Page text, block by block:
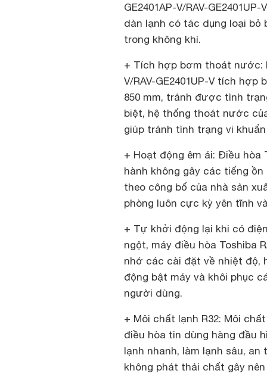
GE2401AP-V/RAV-
dàn lạnh có tác dụng loại bỏ
trong không khí.
+ Tích hợp bơm thoát nước:
V/RAV-GE2401UP-V tích
850 mm, tránh được tình
biệt, hệ thống thoát nước
giúp tránh tình trạng vi
+ Hoạt động êm ái: Điều hòa
hành không gây các tiếng
theo công bố của nhà sản
phòng luôn cực kỳ yên tĩnh
+ Tự khởi động lại khi có
ngột, máy điều hòa Toshiba
nhớ các cài đặt về nhiệt độ,
động bật máy và khôi phục
người dùng.
+ Môi chất lạnh R32: Môi
điều hòa tin dùng hàng đầu
lạnh nhanh, làm lạnh sâu,
không phát thải chất gây